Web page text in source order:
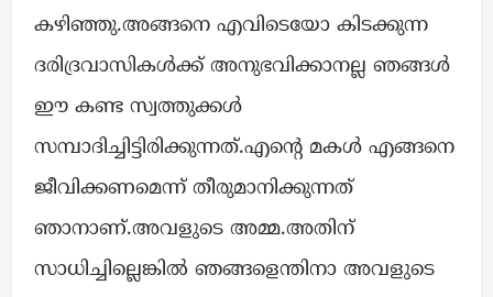
കഴിഞ്ഞു.അങ്ങനെ എവിടെയോ കിടക്കുന്ന
ദരിദ്രവാസികൾക്ക് അനുഭവിക്കാനല്ല ഞങ്ങൾ
ഈ കണ്ട സ്വത്തുക്കൾ
സമ്പാദിച്ചിട്ടിരിക്കുന്നത്.എന്റെ മകൾ എങ്ങനെ
ജീവിക്കണമെന്ന് തീരുമാനിക്കുന്നത്
ഞാനാണ്.അവളുടെ അമ്മ.അതിന്
സാധിച്ചില്ലെങ്കിൽ ഞങ്ങളെന്തിനാ അവളുടെ